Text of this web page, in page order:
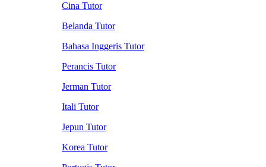
Cina Tutor
Belanda Tutor
Bahasa Inggeris Tutor
Perancis Tutor
Jerman Tutor
Itali Tutor
Jepun Tutor
Korea Tutor